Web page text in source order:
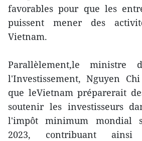
favorables pour que les
puissent mener des
Vietnam.
Parallèlement,le
l'Investissement, Nguyen
que leVietnam préparerait
soutenir les investisseurs
l'impôt minimum mondial
2023, contribuant